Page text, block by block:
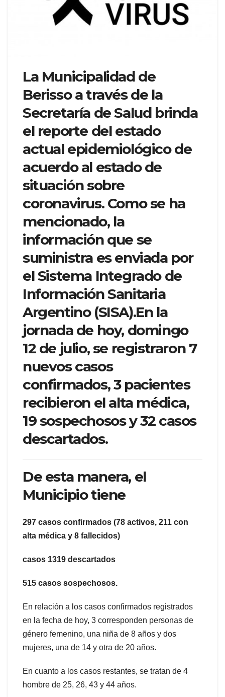
La Municipalidad de
Berisso a través de la
Secretaría de Salud brinda
el reporte del estado
actual epidemiológico de
acuerdo al estado de
situación sobre
coronavirus. Como se ha
mencionado, la
información que se
suministra es enviada por
el Sistema Integrado de
Información Sanitaria
Argentino (SISA).En la
jornada de hoy, domingo
12 de julio, se registraron 7
nuevos casos
confirmados, 3 pacientes
recibieron el alta médica,
19 sospechosos y 32 casos
descartados.
De esta manera, el
Municipio tiene
297 casos confirmados (78 activos, 211 con
alta médica y 8 fallecidos)
casos 1319 descartados
515 casos sospechosos.
En relación a los casos confirmados registrados
en la fecha de hoy, 3 corresponden personas de
género femenino, una niña de 8 años y dos
mujeres, una de 14 y otra de 20 años.
En cuanto a los casos restantes, se tratan de 4
hombre de 25, 26, 43 y 44 años.